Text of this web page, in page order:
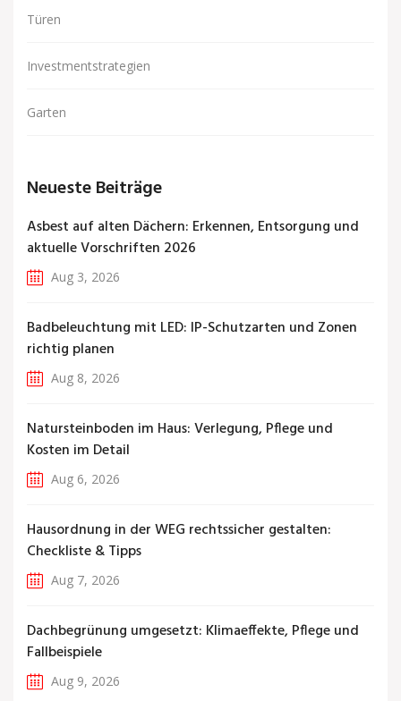
Türen
Investmentstrategien
Garten
Neueste Beiträge
Asbest auf alten Dächern: Erkennen, Entsorgung und
aktuelle Vorschriften 2026
Aug 3, 2026
Badbeleuchtung mit LED: IP-Schutzarten und Zonen
richtig planen
Aug 8, 2026
Natursteinboden im Haus: Verlegung, Pflege und
Kosten im Detail
Aug 6, 2026
Hausordnung in der WEG rechtssicher gestalten:
Checkliste & Tipps
Aug 7, 2026
Dachbegrünung umgesetzt: Klimaeffekte, Pflege und
Fallbeispiele
Aug 9, 2026